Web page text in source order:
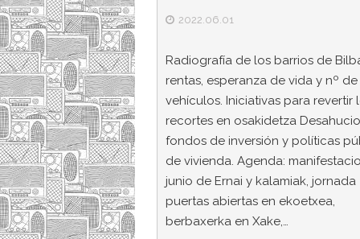
2022.06.01
Radiografía de los barrios de
rentas, esperanza de vida y nº de
vehículos. Iniciativas para revertir
recortes en osakidetza
fondos de inversión y políticas
de vivienda. Agenda:
junio de Ernai y kalamiak, jornada
puertas abiertas en ekoetxea,
berbaxerka en Xake,…